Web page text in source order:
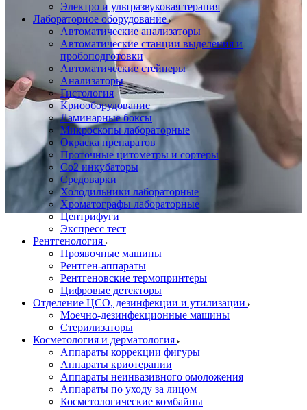
Электро и ультразвуковая терапия
Лабораторное оборудование
Автоматические анализаторы
Автоматические станции выделения и
пробоподготовки
Автоматические стейнеры
Анализаторы
Гистология
Криооборудование
Ламинарные боксы
Микроскопы лабораторные
Окраска препаратов
Проточные цитометры и сортеры
Со2 инкубаторы
Средоварки
Холодильники лабораторные
Хроматографы лабораторные
Центрифуги
Экспресс тест
Рентгенология
Проявочные машины
Рентген-аппараты
Рентгеновские термопринтеры
Цифровые детекторы
Отделение ЦСО, дезинфекции и утилизации
Моечно-дезинфекционные машины
Стерилизаторы
Косметология и дерматология
Аппараты коррекции фигуры
Аппараты криотерапии
Аппараты неинвазивного омоложения
Аппараты по уходу за лицом
Косметологические комбайны